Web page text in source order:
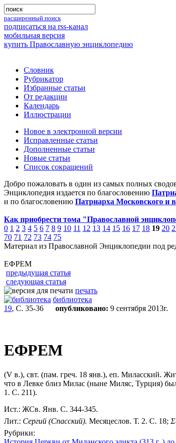
расширенный поиск
подписаться на rss-канал
мобильная версия
купить Православную энциклопедию
Словник
Рубрикатор
Избранные статьи
От редакции
Календарь
Иллюстрации
Новое в электронной версии
Исправленные статьи
Дополненные статьи
Новые статьи
Список сокращений
Добро пожаловать в один из самых полных
Энциклопедия издается по благословению
и по благословению Патриарха Московского и
Как приобрести тома "Православной
0 1 2 3 4 5 6 7 8 9 10 11 12 13 14 15 16 17 18 19 20
70 71 72 73 74 75
Материал из Православной Энциклопедии под
ЕФРЕМ
предыдущая статья
следующая статья
печать
библиотека
19, С. 35-36 опубликовано: 9 сентября 2013г.
ЕФРЕМ
(V в.), свт. (пам. греч. 18 янв.), еп. Миласский.
что в Левке близ Милас (ныне Миляс, Турция)
1. С. 211).
Ист.: ЖСв. Янв. С. 344-345.
Лит.: Сергий (Спасский). Месяцеслов. Т. 2. С. 18;
Рубрики: